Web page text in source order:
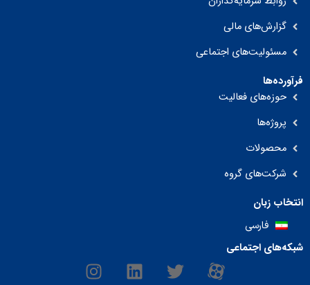
گزارش‌های مالی
مسئولیت‌های اجتماعی
فرآورده‌ها
حوزه‌های فعالیت
پروژه‌ها
محصولات
شرکت‌های گروه
انتخاب زبان
فارسی
شبکه‌های اجتماعی
M
-
T
w
L
i
I
n